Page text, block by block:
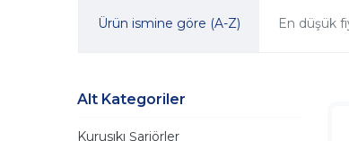
Ürün ismine göre (A-Z) En düşük
Alt Kategoriler
Kurusıkı Şarjörler